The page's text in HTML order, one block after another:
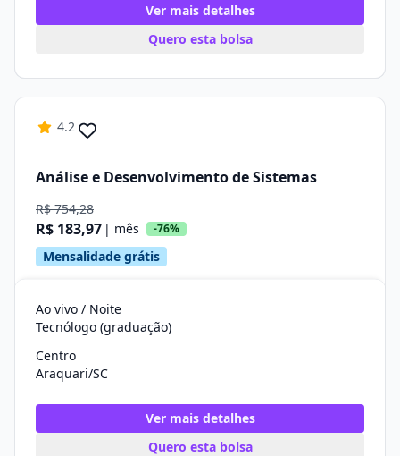
Ver mais detalhes
Quero esta bolsa
4.2
Análise e Desenvolvimento de Sistemas
R$ 754,28
R$ 183,97 | mês -76%
Mensalidade grátis
Ao vivo / Noite
Tecnólogo (graduação)
Centro
Araquari/SC
Ver mais detalhes
Quero esta bolsa